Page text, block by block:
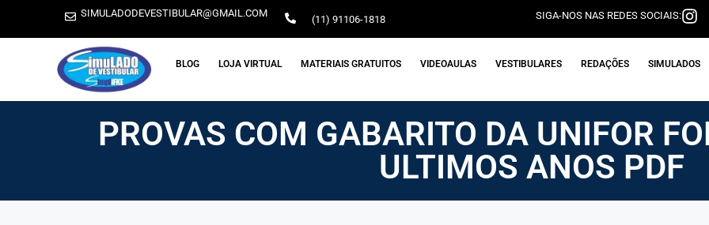
SIMULADODEVESTIBULAR@GMAIL.COM (11) 91106-1818 SIGA-NOS NAS REDES SOCIAIS:
BLOG LOJA VIRTUAL MATERIAIS GRATUITOS VIDEOAULAS VESTIBULARES REDAÇÕES SIMULADOS
PROVAS COM GABARITO DA UNIFOR
ULTIMOS ANOS PDF